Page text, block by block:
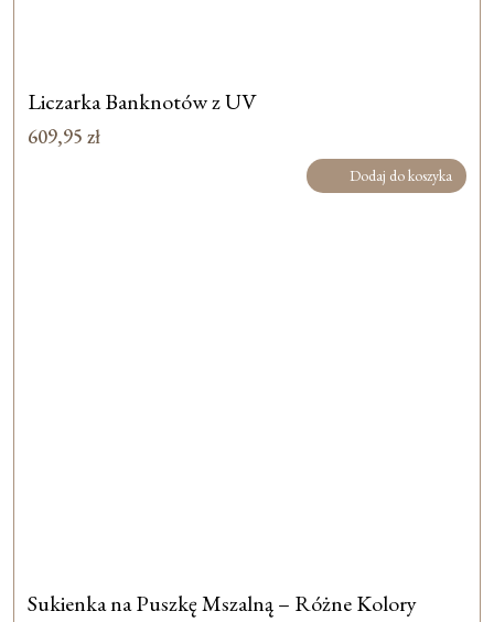
Liczarka Banknotów z UV
609,95 zł
Dodaj do koszyka
Sukienka na Puszkę Mszalną – Różne Kolory